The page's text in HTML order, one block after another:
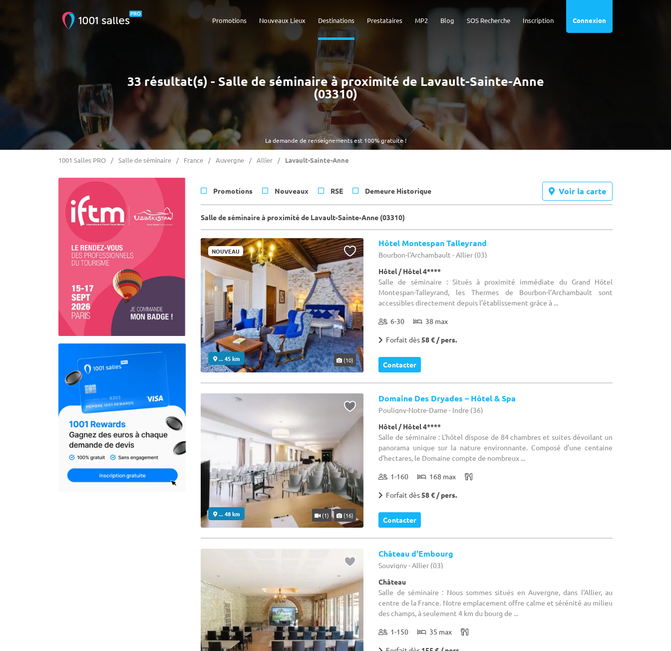
Connexion
Inscription
SOS Recherche
Blog
MP2
Prestataires
Destinations
Nouveaux Lieux
Promotions
La demande de renseignements est 100% gratuite !
33 résultat(s) - Salle de séminaire à proximité de Lavault-Sainte-Anne
(03310)
1001 Salles PRO Salle de séminaire France Auvergne Allier Lavault-Sainte-Anne
Promotions Nouveaux RSE Demeure Historique Voir la carte
Salle de séminaire à proximité de Lavault-Sainte-Anne (03310)
NOUVEAU
... 45 km (10)
Hôtel Montespan Talleyrand
Bourbon-l'Archambault - Allier (03)
Hôtel / Hôtel 4****
Salle de séminaire : Situés à proximité immédiate du Grand Hôtel
Montespan-Talleyrand, les Thermes de Bourbon-l’Archambault sont
accessibles directement depuis l’établissement grâce à ...
6-30 38 max
Forfait dès58 € / pers.
Contacter
... 48 km (1) (16)
Domaine Des Dryades – Hôtel & Spa
Pouligny-Notre-Dame - Indre (36)
Hôtel / Hôtel 4****
Salle de séminaire : L'hôtel dispose de 84 chambres et suites dévoilant un
panorama unique sur la nature environnante. Composé d’une centaine
d’hectares, le Domaine compte de nombreux ...
1-160 168 max
Forfait dès58 € / pers.
Contacter
Château d'Embourg
Souvigny - Allier (03)
Château
Salle de séminaire : Nous sommes situés en Auvergne, dans l'Allier, au
centre de la France. Notre emplacement offre calme et sérénité au milieu
des champs, à seulement 4 km du bourg de ...
1-150 35 max